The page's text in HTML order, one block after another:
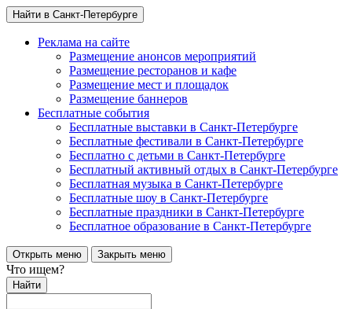
Найти в Санкт-Петербурге
Реклама на сайте
Размещение анонсов мероприятий
Размещение ресторанов и кафе
Размещение мест и площадок
Размещение баннеров
Бесплатные события
Бесплатные выставки в Санкт-Петербурге
Бесплатные фестивали в Санкт-Петербурге
Бесплатно с детьми в Санкт-Петербурге
Бесплатный активный отдых в Санкт-Петербурге
Бесплатная музыка в Санкт-Петербурге
Бесплатные шоу в Санкт-Петербурге
Бесплатные праздники в Санкт-Петербурге
Бесплатное образование в Санкт-Петербурге
Открыть меню Закрыть меню
Что ищем?
Найти